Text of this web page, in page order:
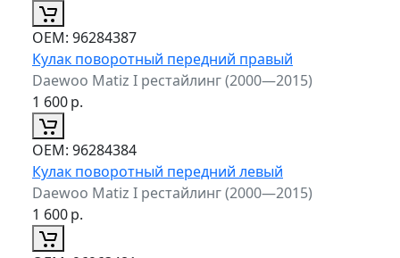
ОЕМ: 96284387
Кулак поворотный передний правый
Daewoo Matiz I рестайлинг (2000—2015)
1 600р.
ОЕМ: 96284384
Кулак поворотный передний левый
Daewoo Matiz I рестайлинг (2000—2015)
1 600р.